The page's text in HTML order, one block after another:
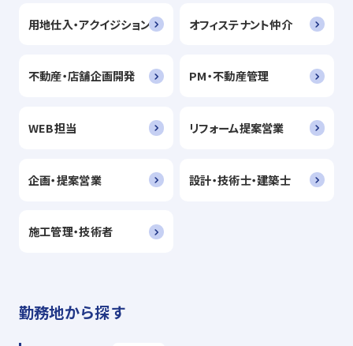
用地仕入・アクイジション オフィステナント仲介
不動産・店舗企画開発 PM・不動産管理
WEB担当 リフォーム提案営業
企画・提案営業 設計・技術士・建築士
施工管理・技術者
勤務地から探す